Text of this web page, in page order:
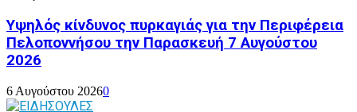
Υψηλός κίνδυνος πυρκαγιάς για την Περιφέρεια
Πελοποννήσου την Παρασκευή 7 Αυγούστου
2026
6 Αυγούστου 20260